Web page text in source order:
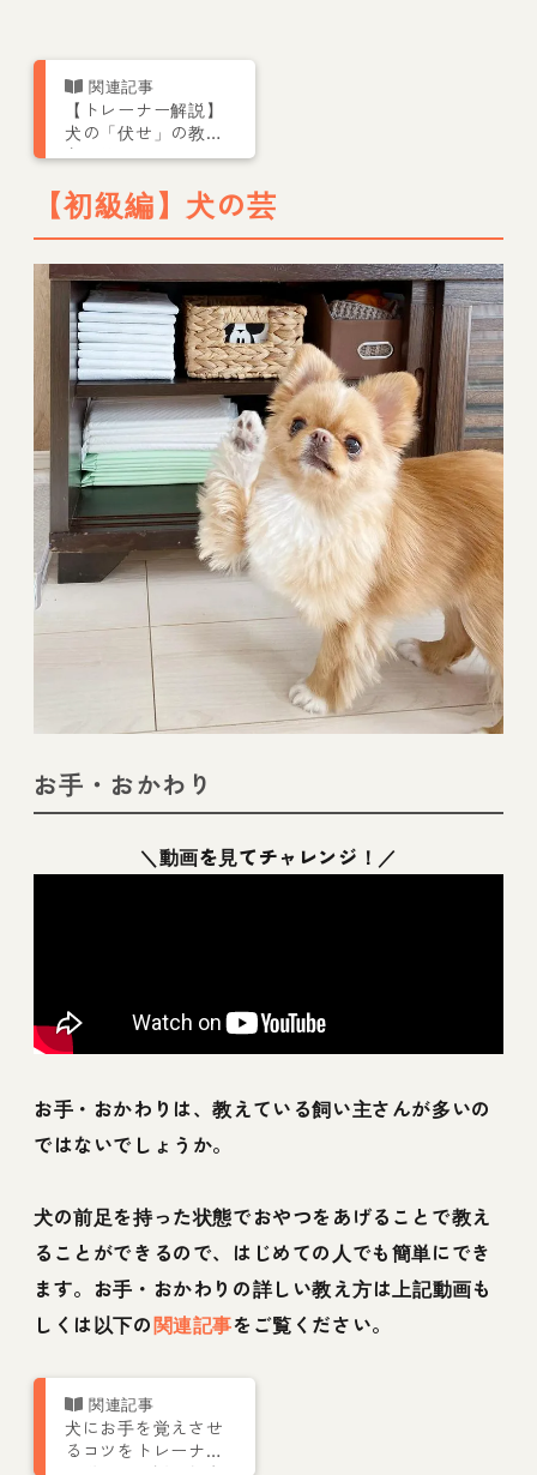
【トレーナー解説】
犬の「伏せ」の教え
方｜伏せのメリット
【初級編】犬の芸
お手・おかわり
＼動画を見てチャレンジ！／
お手・おかわりは、教えている飼い主さんが多いの
ではないでしょうか。
犬の前足を持った状態でおやつをあげることで教え
ることができるので、はじめての人でも簡単にでき
ます。お手・おかわりの詳しい教え方は上記動画も
しくは以下の関連記事をご覧ください。
犬にお手を覚えさせ
るコツをトレーナー